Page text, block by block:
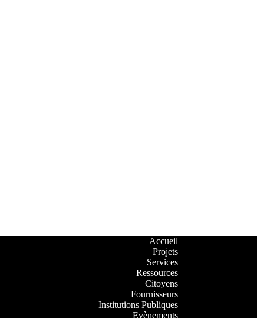
Accueil
Projets
Services
Ressources
Citoyens
Fournisseurs
Institutions Publiques
Evènements